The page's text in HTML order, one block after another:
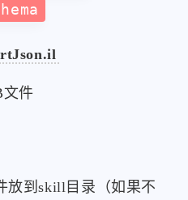
文件
放到skill目录（如果不